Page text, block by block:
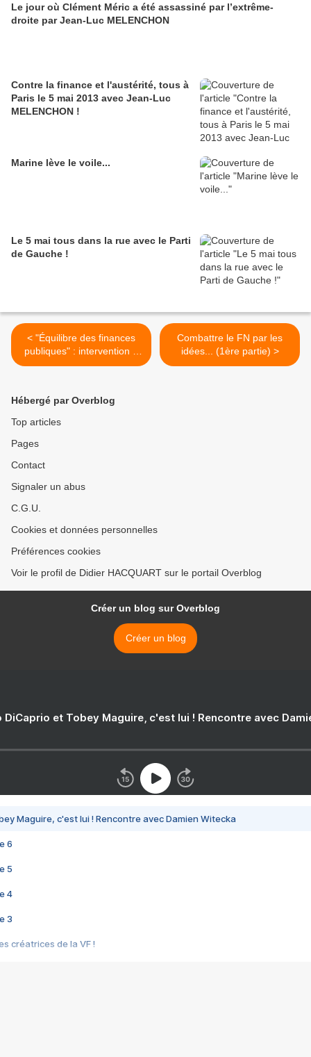
Le jour où Clément Méric a été assassiné par l’extrême-
droite par Jean-Luc MELENCHON
Contre la finance et l'austérité, tous à
Paris le 5 mai 2013 avec Jean-Luc
MELENCHON !
Marine lève le voile...
Le 5 mai tous dans la rue avec le Parti
de Gauche !
< "Équilibre des finances
publiques" : intervention à
l’Assemblée Nationale de
Gauche
Combattre le FN par les
idées... (1ère partie) >
Hébergé par Overblog
Top articles
Pages
Contact
Signaler un abus
C.G.U.
Cookies et données personnelles
Préférences cookies
Voir le profil de Didier HACQUART sur le portail Overblog
Créer un blog sur Overblog
Créer un blog
DiCaprio et Tobey Maguire, c'est lui ! Rencontre avec
Maguire, c'est lui ! Rencontre avec Damien Witecka
6
5
4
3
créatrices de la VF !